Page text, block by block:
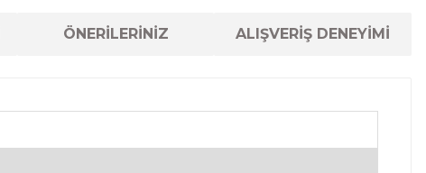
ÖNERİLERİNİZ ALIŞVERİŞ DENEYİMİ